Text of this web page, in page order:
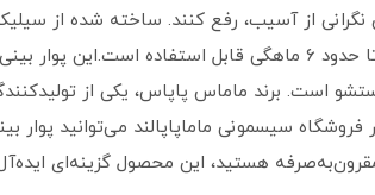
نگرانی از آسیب، رفع کنند. ساخته شده از
هرگونه مواد شیمیایی مضر است و از بدو تولد نوزاد تا حدود ۶
است. برند ماماس پاپاس، یکی از
فروشگاه سیسمونی ماماپاپالند می‌توانید
مقرون‌به‌صرفه هستید، این محصول گزینه‌ای